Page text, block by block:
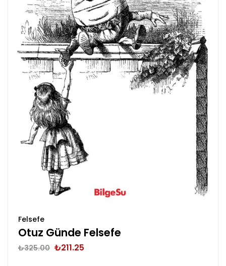
Felsefe
Otuz Günde Felsefe
₺325.00 ₺211.25